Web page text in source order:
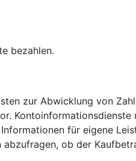
bezahlen.
zur Abwicklung von
für eigene
ob der